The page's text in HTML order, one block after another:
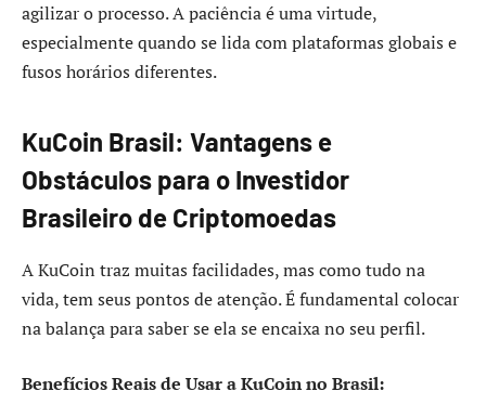
agilizar o processo. A paciência é uma virtude,
especialmente quando se lida com plataformas globais e
fusos horários diferentes.
KuCoin Brasil: Vantagens e
Obstáculos para o Investidor
Brasileiro de Criptomoedas
A KuCoin traz muitas facilidades, mas como tudo na
vida, tem seus pontos de atenção. É fundamental colocar
na balança para saber se ela se encaixa no seu perfil.
Benefícios Reais de Usar a KuCoin no Brasil: